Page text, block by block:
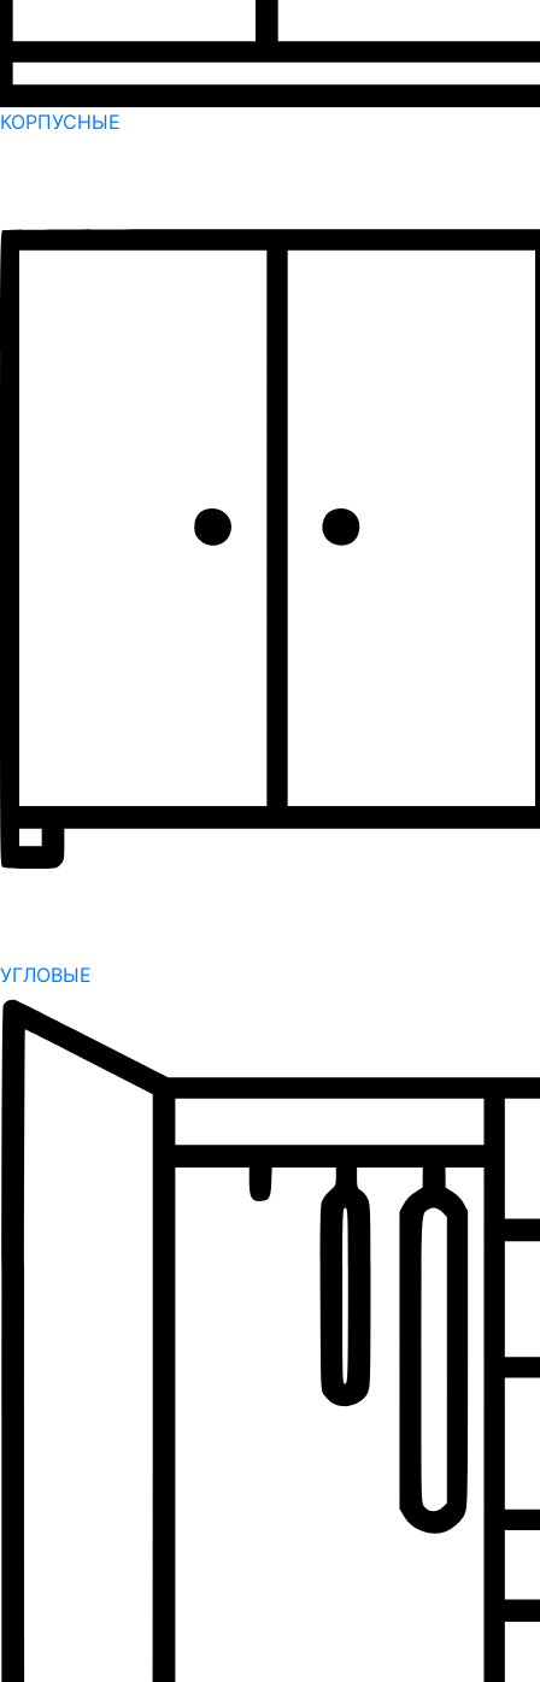
КОРПУСНЫЕ
УГЛОВЫЕ